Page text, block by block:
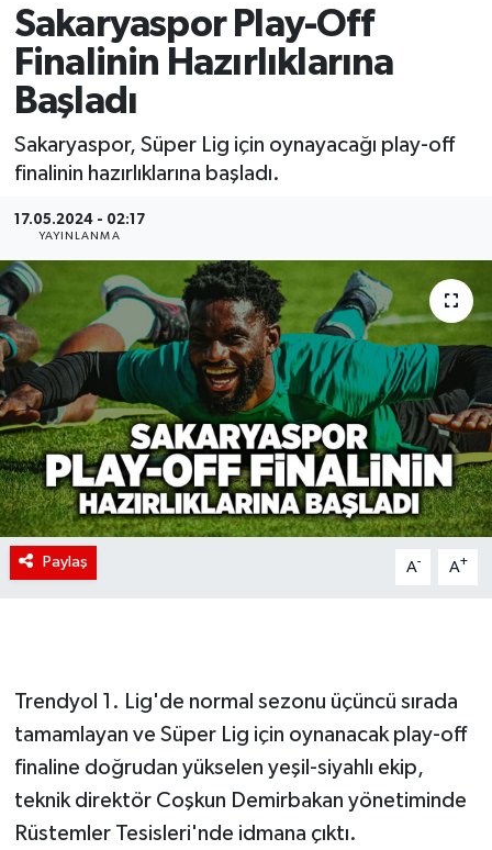
Sakaryaspor Play-Off
Finalinin Hazırlıklarına
Başladı
Sakaryaspor, Süper Lig için oynayacağı play-off
finalinin hazırlıklarına başladı.
17.05.2024 - 02:17
YAYINLANMA
Paylaş A- A+
Trendyol 1. Lig'de normal sezonu üçüncü sırada
tamamlayan ve Süper Lig için oynanacak play-off
finaline doğrudan yükselen yeşil-siyahlı ekip,
teknik direktör Coşkun Demirbakan yönetiminde
Rüstemler Tesisleri'nde idmana çıktı.